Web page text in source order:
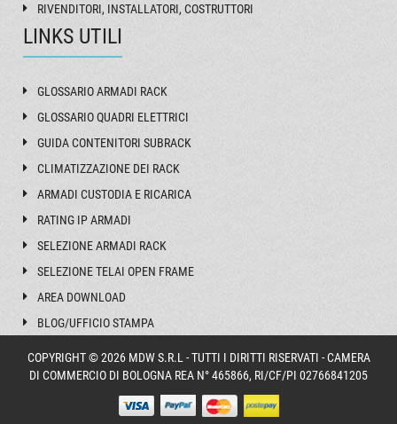
RIVENDITORI, INSTALLATORI, COSTRUTTORI
LINKS UTILI
GLOSSARIO ARMADI RACK
GLOSSARIO QUADRI ELETTRICI
GUIDA CONTENITORI SUBRACK
CLIMATIZZAZIONE DEI RACK
ARMADI CUSTODIA E RICARICA
RATING IP ARMADI
SELEZIONE ARMADI RACK
SELEZIONE TELAI OPEN FRAME
AREA DOWNLOAD
BLOG/UFFICIO STAMPA
COPYRIGHT © 2026 MDW S.R.L - TUTTI I DIRITTI RISERVATI - CAMERA
DI COMMERCIO DI BOLOGNA REA N° 465866, RI/CF/PI 02766841205